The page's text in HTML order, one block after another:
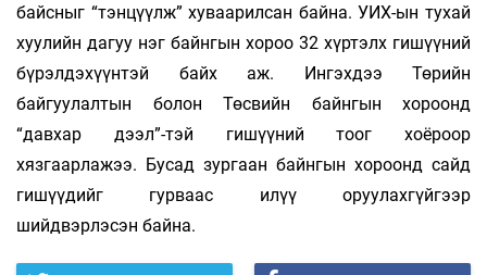
байсныг “тэнцүүлж” хуваарилсан байна. УИХ-ын тухай
хуулийн дагуу нэг байнгын хороо 32 хүртэлх гишүүний
бүрэлдэхүүнтэй байх аж. Ингэхдээ Төрийн
байгуулалтын болон Төсвийн байнгын хороонд
“давхар дээл”-тэй гишүүний тоог хоёроор
хязгаарлажээ. Бусад зургаан байнгын хороонд сайд
гишүүдийг гурваас илүү оруулахгүйгээр
шийдвэрлэсэн байна.